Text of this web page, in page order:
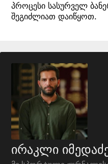
პროცესი სასურველ
შეგიძლიათ დაიწყოთ.
ირაკლი